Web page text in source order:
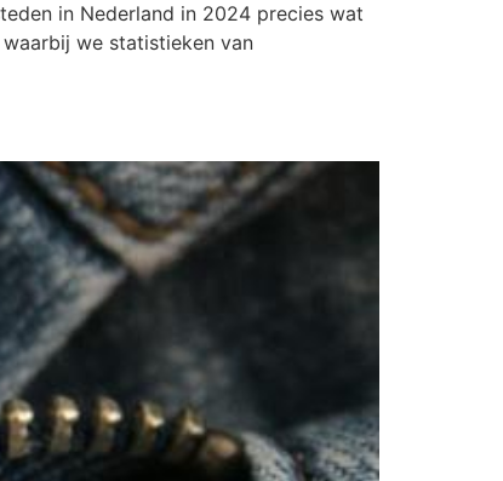
in Nederland in 2024 precies wat
we statistieken van